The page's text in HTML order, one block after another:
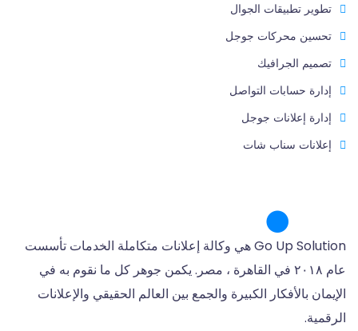
تطوير تطبيقات الجوال
تحسين محركات جوجل
تصميم الجرافيك
إدارة حسابات التواصل
إدارة إعلانات جوجل
إعلانات سناب شات
Go Up Solution هي وكالة إعلانات متكاملة الخدمات تأسست
عام ٢٠١٨ في القاهرة ، مصر. يكمن جوهر كل ما نقوم به في
الإيمان بالأفكار الكبيرة والجمع بين العالم الحقيقي والإعلانات
الرقمية.